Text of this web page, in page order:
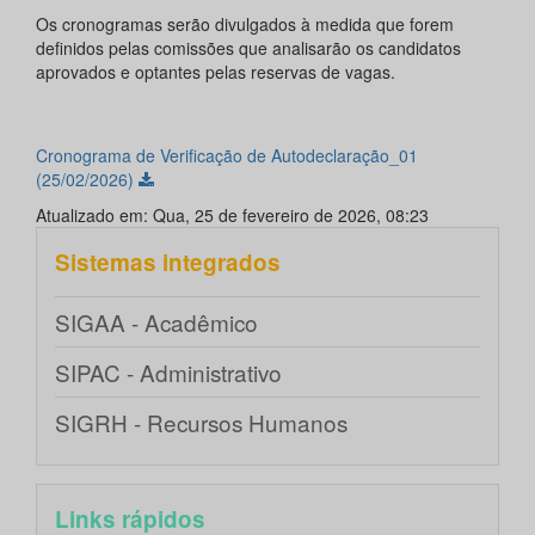
Os cronogramas serão divulgados à medida que forem
definidos pelas comissões que analisarão os candidatos
aprovados e optantes pelas reservas de vagas.
Cronograma de Verificação de Autodeclaração_01
(25/02/2026)
Atualizado em: Qua, 25 de fevereiro de 2026, 08:23
Sistemas integrados
SIGAA - Acadêmico
SIPAC - Administrativo
SIGRH - Recursos Humanos
Links rápidos